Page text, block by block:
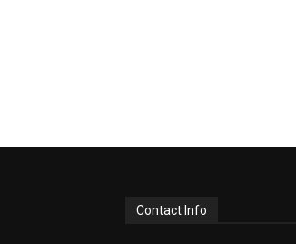
Contact Info